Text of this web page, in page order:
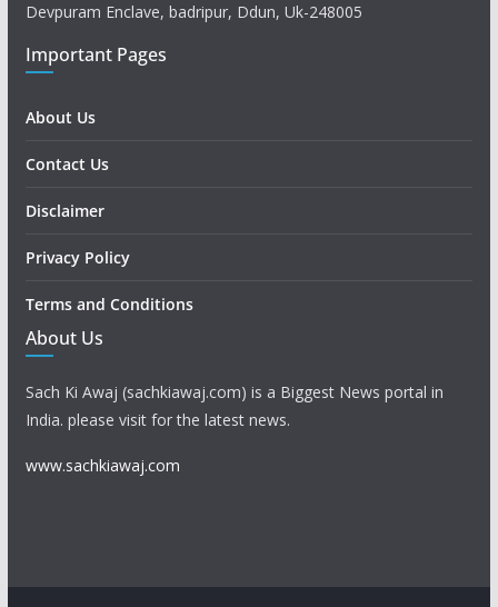
Devpuram Enclave, badripur, Ddun, Uk-248005
Important Pages
About Us
Contact Us
Disclaimer
Privacy Policy
Terms and Conditions
About Us
Sach Ki Awaj (sachkiawaj.com) is a Biggest News portal in
India. please visit for the latest news.
www.sachkiawaj.com